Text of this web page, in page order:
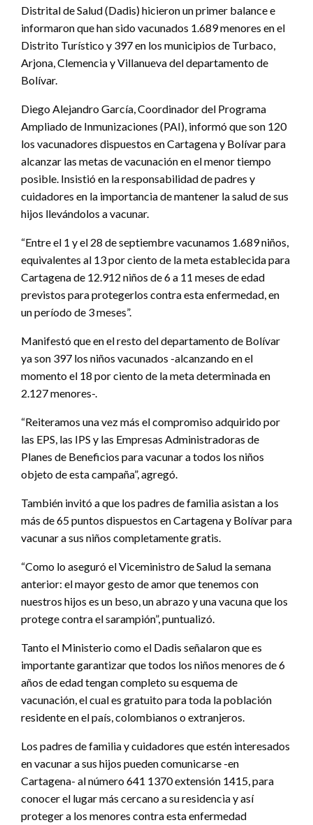
Distrital de Salud (Dadis) hicieron un primer balance e
informaron que han sido vacunados 1.689 menores en el
Distrito Turístico y 397 en los municipios de Turbaco,
Arjona, Clemencia y Villanueva del departamento de
Bolívar.
Diego Alejandro García, Coordinador del Programa
Ampliado de Inmunizaciones (PAI), informó que son 120
los vacunadores dispuestos en Cartagena y Bolívar para
alcanzar las metas de vacunación en el menor tiempo
posible. Insistió en la responsabilidad de padres y
cuidadores en la importancia de mantener la salud de sus
hijos llevándolos a vacunar.
“Entre el 1 y el 28 de septiembre vacunamos 1.689 niños,
equivalentes al 13 por ciento de la meta establecida para
Cartagena de 12.912 niños de 6 a 11 meses de edad
previstos para protegerlos contra esta enfermedad, en
un período de 3 meses”.
Manifestó que en el resto del departamento de Bolívar
ya son 397 los niños vacunados -alcanzando en el
momento el 18 por ciento de la meta determinada en
2.127 menores-.
“Reiteramos una vez más el compromiso adquirido por
las EPS, las IPS y las Empresas Administradoras de
Planes de Beneficios para vacunar a todos los niños
objeto de esta campaña”, agregó.
También invitó a que los padres de familia asistan a los
más de 65 puntos dispuestos en Cartagena y Bolívar para
vacunar a sus niños completamente gratis.
“Como lo aseguró el Viceministro de Salud la semana
anterior: el mayor gesto de amor que tenemos con
nuestros hijos es un beso, un abrazo y una vacuna que los
protege contra el sarampión”, puntualizó.
Tanto el Ministerio como el Dadis señalaron que es
importante garantizar que todos los niños menores de 6
años de edad tengan completo su esquema de
vacunación, el cual es gratuito para toda la población
residente en el país, colombianos o extranjeros.
Los padres de familia y cuidadores que estén interesados
en vacunar a sus hijos pueden comunicarse -en
Cartagena- al número 641 1370 extensión 1415, para
conocer el lugar más cercano a su residencia y así
proteger a los menores contra esta enfermedad